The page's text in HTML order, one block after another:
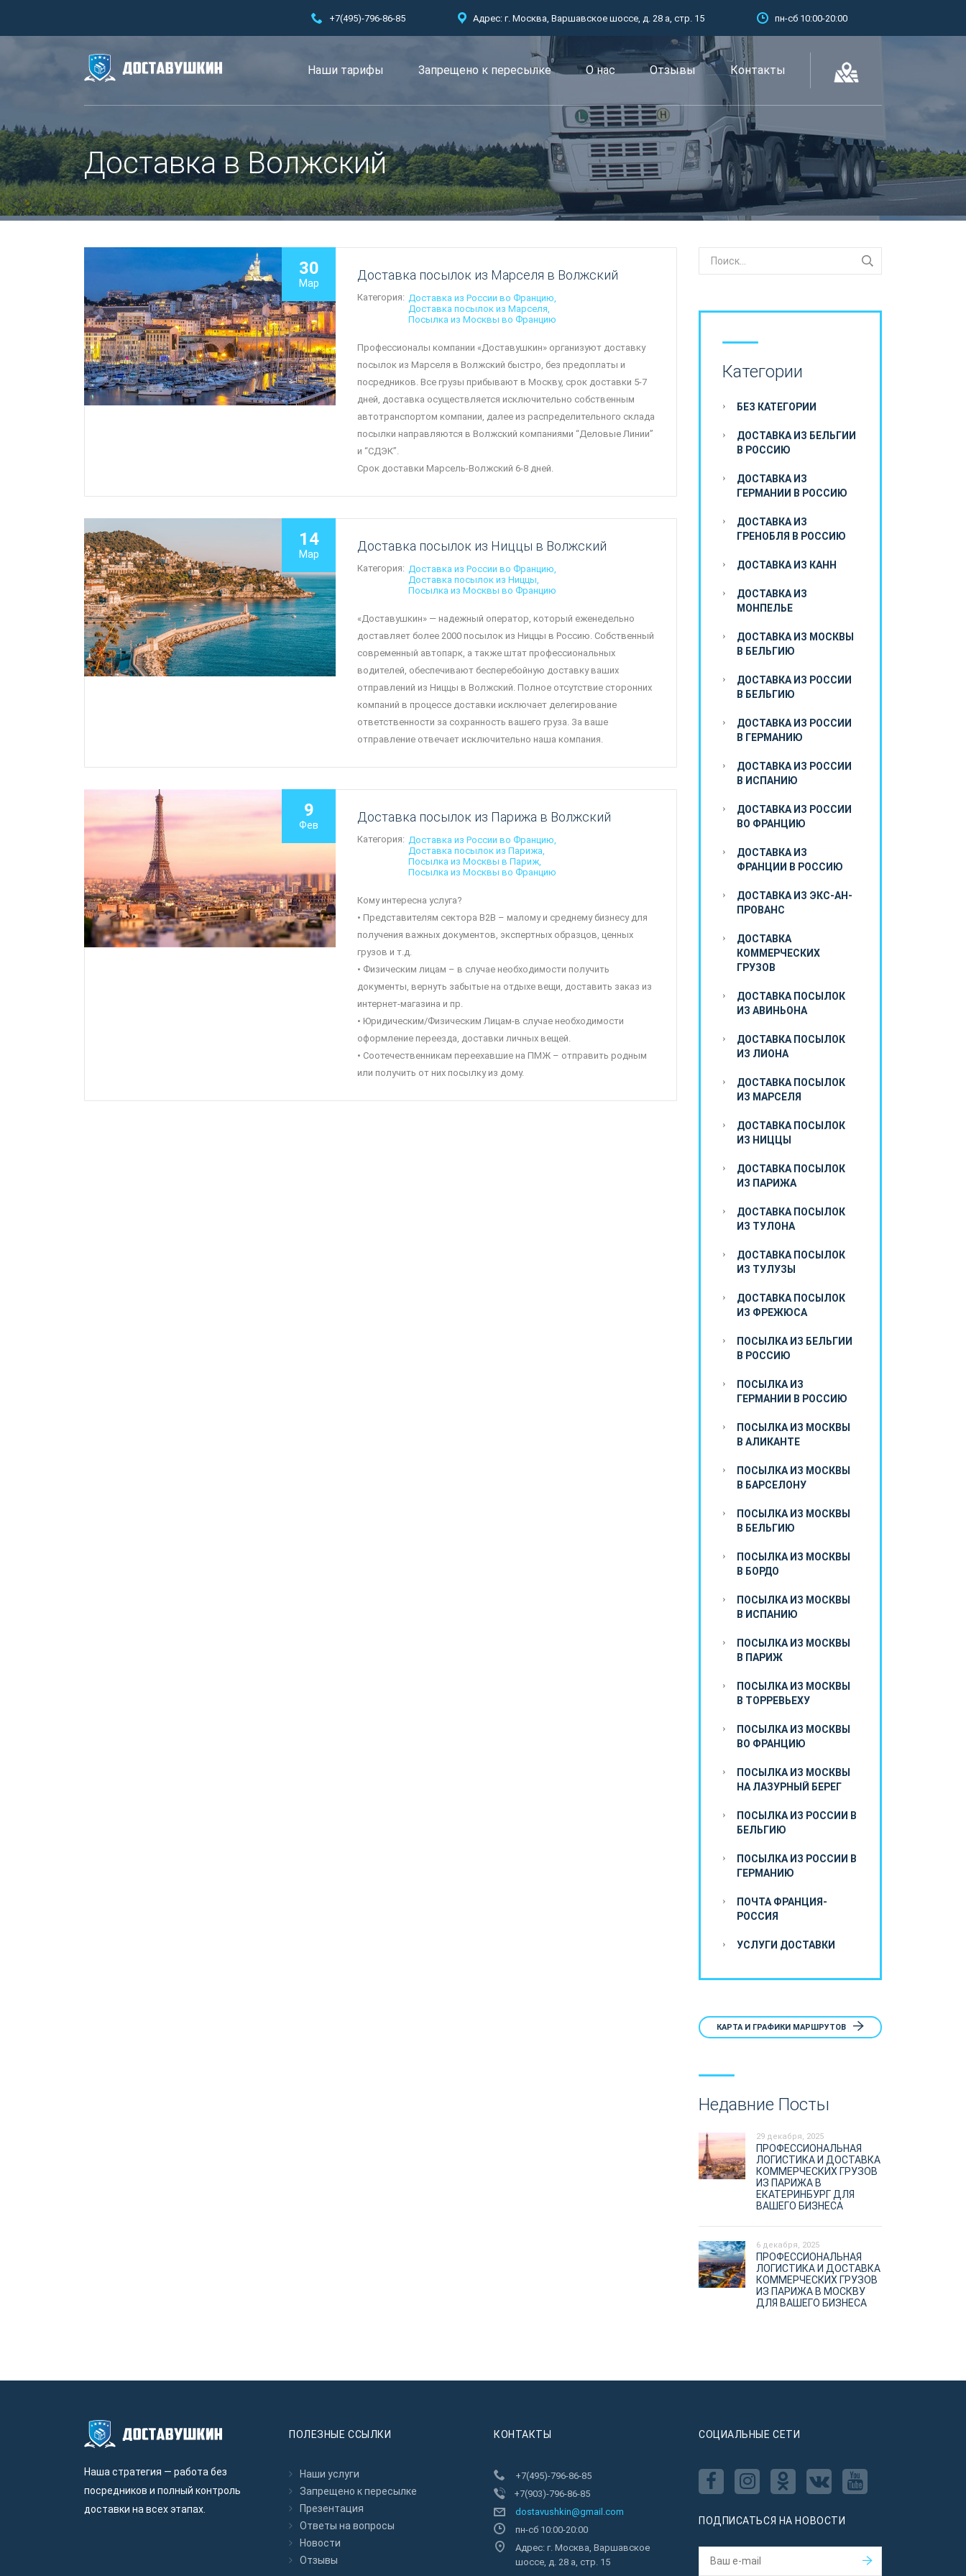
+7(495)-796-86-85 Адрес: г. Москва, Варшавское шоссе, д. 28 а, стр. 15 пн-сб 10:00-20:00
Наши тарифы Запрещено к пересылкe О нас Отзывы Контакты
Доставка в Волжский
30
Мар
Доставка посылок из Марселя в Волжский
Категория: Доставка из России во Францию
Доставка посылок из Марселя
Посылка из Москвы во Францию
Профессионалы компании «Доставушкин» организуют доставку
посылок из Марселя в Волжский быстро, без предоплаты и
посредников. Все грузы прибывают в Москву, срок доставки 5-7
дней, доставка осуществляется исключительно собственным
автотранспортом компании, далее из распределительного склада
посылки направляются в Волжский компаниями “Деловые Линии”
и “СДЭК”.
Срок доставки Марсель-Волжский 6-8 дней.
14
Мар
Доставка посылок из Ниццы в Волжский
Категория: Доставка из России во Францию
Доставка посылок из Ниццы
Посылка из Москвы во Францию
«Доставушкин» — надежный оператор, который еженедельно
доставляет более 2000 посылок из Ниццы в Россию. Собственный
современный автопарк, а также штат профессиональных
водителей, обеспечивают бесперебойную доставку ваших
отправлений из Ниццы в Волжский. Полное отсутствие сторонних
компаний в процессе доставки исключает делегирование
ответственности за сохранность вашего груза. За ваше
отправление отвечает исключительно наша компания.
9
Фев
Доставка посылок из Парижа в Волжский
Категория: Доставка из России во Францию
Доставка посылок из Парижа
Посылка из Москвы в Париж
Посылка из Москвы во Францию
Кому интересна услуга?
• Представителям сектора B2B – малому и среднему бизнесу для
получения важных документов, экспертных образцов, ценных
грузов и т.д.
• Физическим лицам – в случае необходимости получить
документы, вернуть забытые на отдыхе вещи, доставить заказ из
интернет-магазина и пр.
• Юридическим/Физическим Лицам-в случае необходимости
оформление переезда, доставки личных вещей.
• Соотечественникам переехавшие на ПМЖ – отправить родным
или получить от них посылку из дому.
Категории
БЕЗ КАТЕГОРИИ
ДОСТАВКА ИЗ БЕЛЬГИИ
В РОССИЮ
ДОСТАВКА ИЗ
ГЕРМАНИИ В РОССИЮ
ДОСТАВКА ИЗ
ГРЕНОБЛЯ В РОССИЮ
ДОСТАВКА ИЗ КАНН
ДОСТАВКА ИЗ
МОНПЕЛЬЕ
ДОСТАВКА ИЗ МОСКВЫ
В БЕЛЬГИЮ
ДОСТАВКА ИЗ РОССИИ
В БЕЛЬГИЮ
ДОСТАВКА ИЗ РОССИИ
В ГЕРМАНИЮ
ДОСТАВКА ИЗ РОССИИ
В ИСПАНИЮ
ДОСТАВКА ИЗ РОССИИ
ВО ФРАНЦИЮ
ДОСТАВКА ИЗ
ФРАНЦИИ В РОССИЮ
ДОСТАВКА ИЗ ЭКС-АН-
ПРОВАНС
ДОСТАВКА
КОММЕРЧЕСКИХ
ГРУЗОВ
ДОСТАВКА ПОСЫЛОК
ИЗ АВИНЬОНА
ДОСТАВКА ПОСЫЛОК
ИЗ ЛИОНА
ДОСТАВКА ПОСЫЛОК
ИЗ МАРСЕЛЯ
ДОСТАВКА ПОСЫЛОК
ИЗ НИЦЦЫ
ДОСТАВКА ПОСЫЛОК
ИЗ ПАРИЖА
ДОСТАВКА ПОСЫЛОК
ИЗ ТУЛОНА
ДОСТАВКА ПОСЫЛОК
ИЗ ТУЛУЗЫ
ДОСТАВКА ПОСЫЛОК
ИЗ ФРЕЖЮСА
ПОСЫЛКА ИЗ БЕЛЬГИИ
В РОССИЮ
ПОСЫЛКА ИЗ
ГЕРМАНИИ В РОССИЮ
ПОСЫЛКА ИЗ МОСКВЫ
В АЛИКАНТЕ
ПОСЫЛКА ИЗ МОСКВЫ
В БАРСЕЛОНУ
ПОСЫЛКА ИЗ МОСКВЫ
В БЕЛЬГИЮ
ПОСЫЛКА ИЗ МОСКВЫ
В БОРДО
ПОСЫЛКА ИЗ МОСКВЫ
В ИСПАНИЮ
ПОСЫЛКА ИЗ МОСКВЫ
В ПАРИЖ
ПОСЫЛКА ИЗ МОСКВЫ
В ТОРРЕВЬЕХУ
ПОСЫЛКА ИЗ МОСКВЫ
ВО ФРАНЦИЮ
ПОСЫЛКА ИЗ МОСКВЫ
НА ЛАЗУРНЫЙ БЕРЕГ
ПОСЫЛКА ИЗ РОССИИ В
БЕЛЬГИЮ
ПОСЫЛКА ИЗ РОССИИ В
ГЕРМАНИЮ
ПОЧТА ФРАНЦИЯ-
РОССИЯ
УСЛУГИ ДОСТАВКИ
КАРТА И ГРАФИКИ МАРШРУТОВ
Недавние Посты
29 декабря, 2025
ПРОФЕССИОНАЛЬНАЯ
ЛОГИСТИКА И ДОСТАВКА
КОММЕРЧЕСКИХ ГРУЗОВ
ИЗ ПАРИЖА В
ЕКАТЕРИНБУРГ ДЛЯ
ВАШЕГО БИЗНЕСА
6 декабря, 2025
ПРОФЕССИОНАЛЬНАЯ
ЛОГИСТИКА И ДОСТАВКА
КОММЕРЧЕСКИХ ГРУЗОВ
ИЗ ПАРИЖА В МОСКВУ
ДЛЯ ВАШЕГО БИЗНЕСА
Наша стратегия — работа без
посредников и полный контроль
доставки на всех этапах.
ПОЛЕЗНЫЕ ССЫЛКИ
Наши услуги
Запрещено к пересылкe
Презентация
Ответы на вопросы
Новости
Отзывы
КОНТАКТЫ
+7(495)-796-86-85
+7(903)-796-86-85
dostavushkin@gmail.com
пн-сб 10:00-20:00
Адрес: г. Москва, Варшавское
шоссе, д. 28 а, стр. 15
CОЦИАЛЬНЫЕ СЕТИ
ПОДПИСАТЬСЯ НА НОВОСТИ